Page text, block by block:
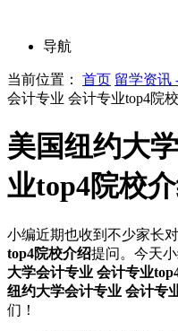
导航
当前位置： 首页 留学资讯
会计专业 会计专业top4院
美国纽约大
业top4院校
小编近期也收到不少家长对
top4院校介绍提问。今天
大学会计专业 会计专业
纽约大学会计专业 会计专
们！